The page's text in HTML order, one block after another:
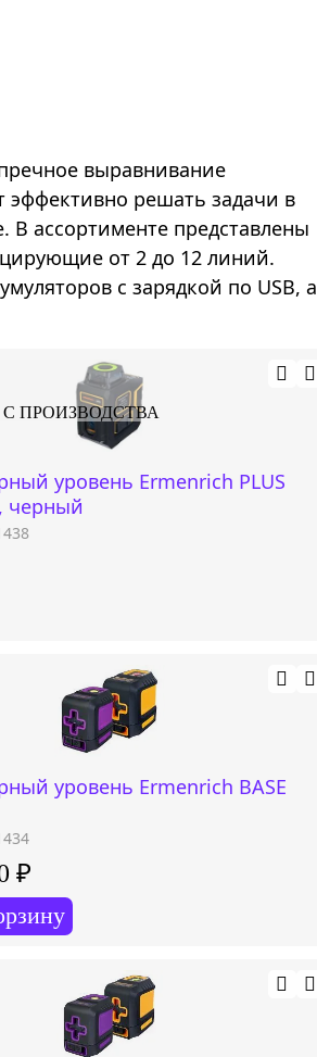
выравнивание
эффективно решать задачи в
В ассортименте представлены
от 2 до 12 линий.
с зарядкой по USB, а
ПРОИЗВОДСТВА
уровень Ermenrich PLUS
черный
уровень Ermenrich BASE
₽